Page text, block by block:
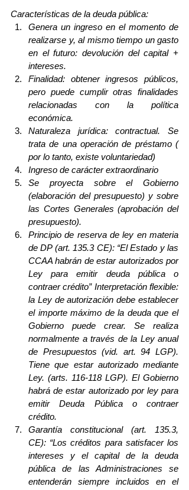
Características de la deuda pública:
Genera un ingreso en el momento de
realizarse y, al mismo tiempo un gasto
en el futuro: devolución del capital +
intereses.
Finalidad: obtener ingresos públicos,
pero puede cumplir otras finalidades
relacionadas con la política
económica.
Naturaleza jurídica: contractual. Se
trata de una operación de préstamo (
por lo tanto, existe voluntariedad)
Ingreso de carácter extraordinario
Se proyecta sobre el Gobierno
(elaboración del presupuesto) y sobre
las Cortes Generales (aprobación del
presupuesto).
Principio de reserva de ley en materia
de DP (art. 135.3 CE): “El Estado y las
CCAA habrán de estar autorizados por
Ley para emitir deuda pública o
contraer crédito” Interpretación flexible:
la Ley de autorización debe establecer
el importe máximo de la deuda que el
Gobierno puede crear. Se realiza
normalmente a través de la Ley anual
de Presupuestos (vid. art. 94 LGP).
Tiene que estar autorizado mediante
Ley. (arts. 116-118 LGP). El Gobierno
habrá de estar autorizado por ley para
emitir Deuda Pública o contraer
crédito.
Garantía constitucional (art. 135.3,
CE): “Los créditos para satisfacer los
intereses y el capital de la deuda
pública de las Administraciones se
entenderán siempre incluidos en el